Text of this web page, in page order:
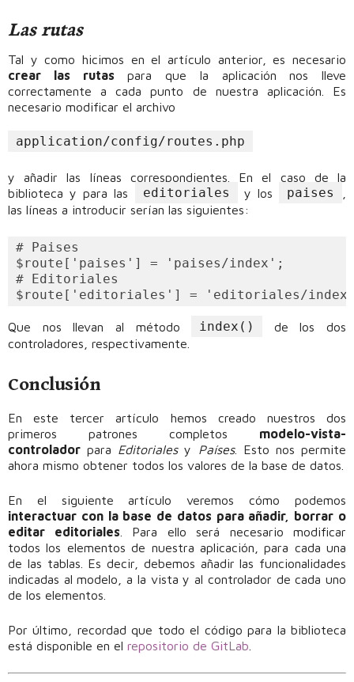
Las rutas
Tal y como hicimos en el artículo anterior, es necesario
crear las rutas para que la aplicación nos lleve
correctamente a cada punto de nuestra aplicación. Es
necesario modificar el archivo
application/config/routes.php
y añadir las líneas correspondientes. En el caso de la
biblioteca y para las
editoriales y los paises
las líneas a introducir serían las siguientes:
# Paises
$route['paises'] = 'paises/index';
# Editoriales
Que nos llevan al método index()
de los dos
controladores, respectivamente.
Conclusión
En este tercer artículo hemos creado nuestros dos
primeros patrones completos modelo-vista-
controlador para Editorialesy Países. Esto nos permite
ahora mismo obtener todos los valores de la base de datos.
En el siguiente artículo veremos cómo podemos
interactuar con la base de datos para añadir, borrar o
editar editoriales . Para ello será necesario modificar
todos los elementos de nuestra aplicación, para cada una
de las tablas. Es decir, debemos añadir las funcionalidades
indicadas al modelo, a la vista y al controlador de cada uno
de los elementos.
Por último, recordad que todo el código para la biblioteca
está disponible en el repositorio de GitLab